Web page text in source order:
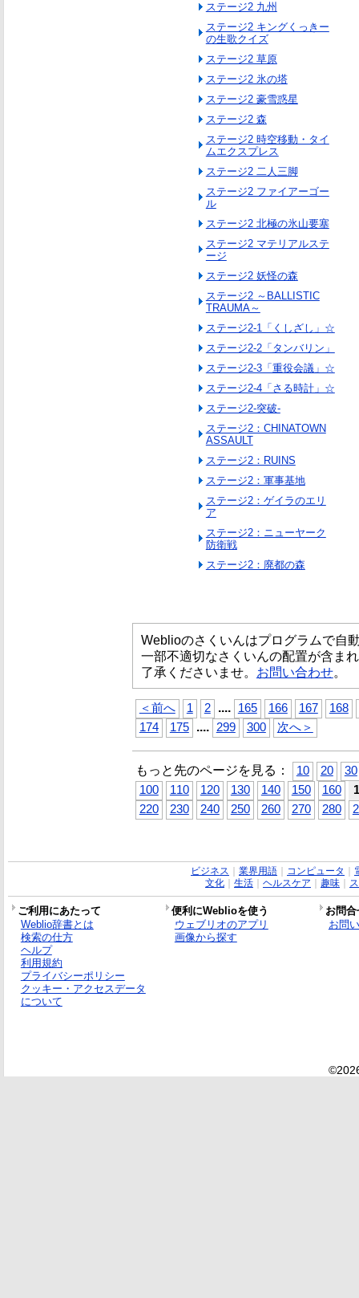
ステージ2 九州
ステージ2 キングくっきー
の生歌クイズ
ステージ2 草原
ステージ2 氷の塔
ステージ2 豪雪惑星
ステージ2 森
ステージ2 時空移動・タイ
ムエクスプレス
ステージ2 二人三脚
ステージ2 ファイアーゴー
ル
ステージ2 北極の氷山要塞
ステージ2 マテリアルステ
ージ
ステージ2 妖怪の森
ステージ2 ～BALLISTIC
TRAUMA～
ステージ2-1「くしざし」☆
ステージ2-2「タンバリン」
ステージ2-3「重役会議」☆
ステージ2-4「さる時計」☆
ステージ2-突破-
ステージ2：CHINATOWN
ASSAULT
ステージ2：RUINS
ステージ2：軍事基地
ステージ2：ゲイラのエリ
ア
ステージ2：ニューヤーク
防衛戦
ステージ2：廃都の森
Weblioのさくいんはプログラムで自
一部不適切なさくいんの配置が含ま
了承くださいませ。 お問い合わせ。
＜前へ 1 2 .... 165 166 167
168
174
175 .... 299 300 次へ＞
もっと先のページを見る： 10 20
30
100
110 120 130 140 150 160
220
230 240 250 260 270 280
ビジネス 業界用語｜ コンピュータ
文化｜ 生活｜ ヘルスケア 趣味｜
ご利用にあたって 便利にWeblioを使う
お問
Weblio辞書とは
検索の仕方
ヘルプ
利用規約
プライバシーポリシー
クッキー・アクセスデータ
について
ウェブリオのアプリ
画像から探す
お問